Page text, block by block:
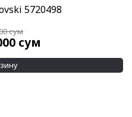
5720498
сум
сум